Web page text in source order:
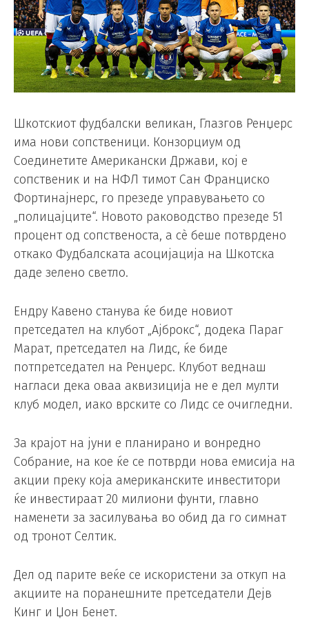
Шкотскиот фудбалски великан, Глазгов Ренџерс
има нови сопственици. Конзорциум од
Соединетите Американски Држави, кој е
сопственик и на НФЛ тимот Сан Франциско
Фортинајнерс, го презеде управувањето со
„полицајците“. Новото раководство презеде 51
процент од сопственоста, а сè беше потврдено
откако Фудбалската асоцијација на Шкотска
даде зелено светло.
Ендру Кавено станува ќе биде новиот
претседател на клубот „Ајброкс“, додека Параг
Марат, претседател на Лидс, ќе биде
потпретседател на Ренџерс. Клубот веднаш
нагласи дека оваа аквизиција не е дел мулти
клуб модел, иако врските со Лидс се очигледни.
За крајот на јуни е планирано и вонредно
Собрание, на кое ќе се потврди нова емисија на
акции преку која американските инвеститори
ќе инвестираат 20 милиони фунти, главно
наменети за засилувања во обид да го симнат
од тронот Селтик.
Дел од парите веќе се искористени за откуп на
акциите на поранешните претседатели Дејв
Кинг и Џон Бенет.